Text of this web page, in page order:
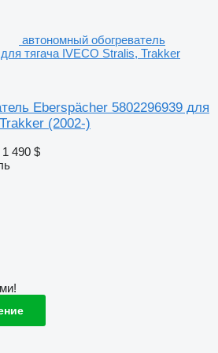
автономный обогреватель
тягача IVECO Stralis, Trakker
Eberspächer 5802296939 для
(2002-)
1 490 $